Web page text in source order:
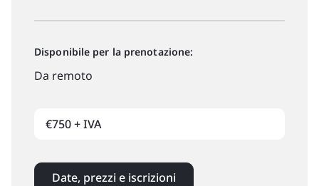
Disponibile per la prenotazione:
Da remoto
€750 + IVA
Date, prezzi e iscrizioni